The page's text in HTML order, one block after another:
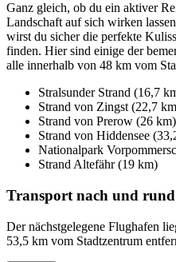
Ganz gleich, ob du ein aktiver
Landschaft auf sich wirken
wirst du sicher die perfekte
finden. Hier sind einige der
alle innerhalb von 48 km vom
Stralsunder Strand (16,7
Strand von Zingst (22,7
Strand von Prerow (26 km)
Strand von Hiddensee
Nationalpark
Strand Altefähr (19 km)
Transport nach und
Der nächstgelegene Flughafen
53,5 km vom Stadtzentrum